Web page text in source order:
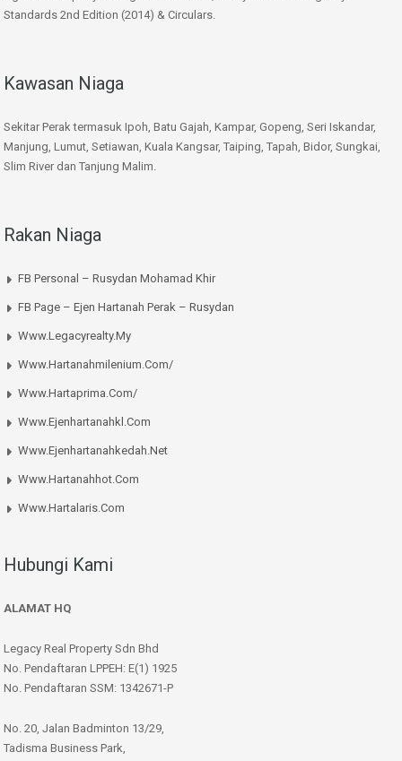
Standards 2nd Edition (2014) & Circulars.
Kawasan Niaga
Sekitar Perak termasuk Ipoh, Batu Gajah, Kampar, Gopeng, Seri Iskandar,
Manjung, Lumut, Setiawan, Kuala Kangsar, Taiping, Tapah, Bidor, Sungkai,
Slim River dan Tanjung Malim.
Rakan Niaga
FB Personal – Rusydan Mohamad Khir
FB Page – Ejen Hartanah Perak – Rusydan
Www.legacyrealty.my
Www.hartanahmilenium.com/
Www.hartaprima.com/
Www.ejenhartanahkl.com
Www.ejenhartanahkedah.net
Www.hartanahhot.com
Www.hartalaris.com
Hubungi Kami
ALAMAT HQ
Legacy Real Property Sdn Bhd
No. Pendaftaran LPPEH: E(1) 1925
No. Pendaftaran SSM: 1342671-P
No. 20, Jalan Badminton 13/29,
Tadisma Business Park,